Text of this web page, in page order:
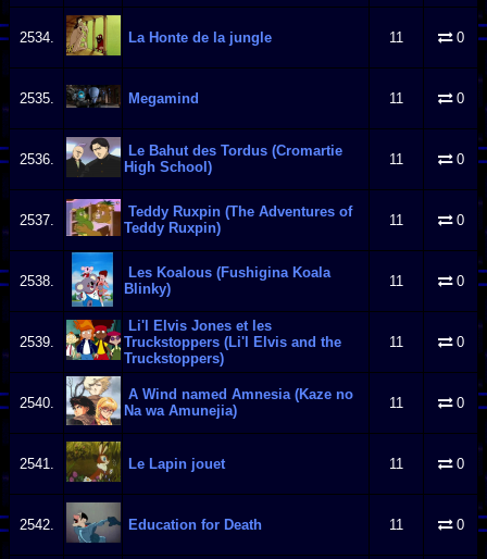
2534. La Honte de la jungle 11 0
2535. Megamind 11 0
2536.
Le Bahut des Tordus (Cromartie
High School)
11 0
2537.
Teddy Ruxpin (The Adventures of
Teddy Ruxpin)
11 0
2538.
Les Koalous (Fushigina Koala
Blinky)
11 0
2539.
Li'l Elvis Jones et les
Truckstoppers (Li'l Elvis and the
Truckstoppers)
11 0
2540.
A Wind named Amnesia (Kaze no
Na wa Amunejia)
11 0
2541. Le Lapin jouet 11 0
2542. Education for Death 11 0